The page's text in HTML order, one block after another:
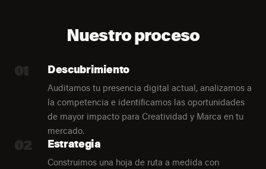
Nuestro proceso
01 Descubrimiento
Auditamos tu presencia digital actual, analizamos a
la competencia e identificamos las oportunidades
de mayor impacto para Creatividad y Marca en tu
mercado.
Estrategia
Construimos una hoja de ruta a medida con